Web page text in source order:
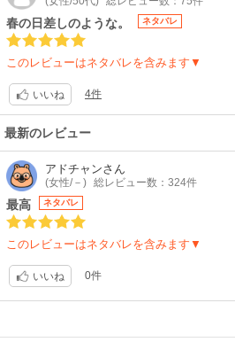
春の日差しのような。 ネタバレ
このレビューはネタバレを含みます▼
いいね 4件
最新のレビュー
アドチャンさん
(女性/－) 総レビュー数：324件
最高 ネタバレ
このレビューはネタバレを含みます▼
いいね 0件